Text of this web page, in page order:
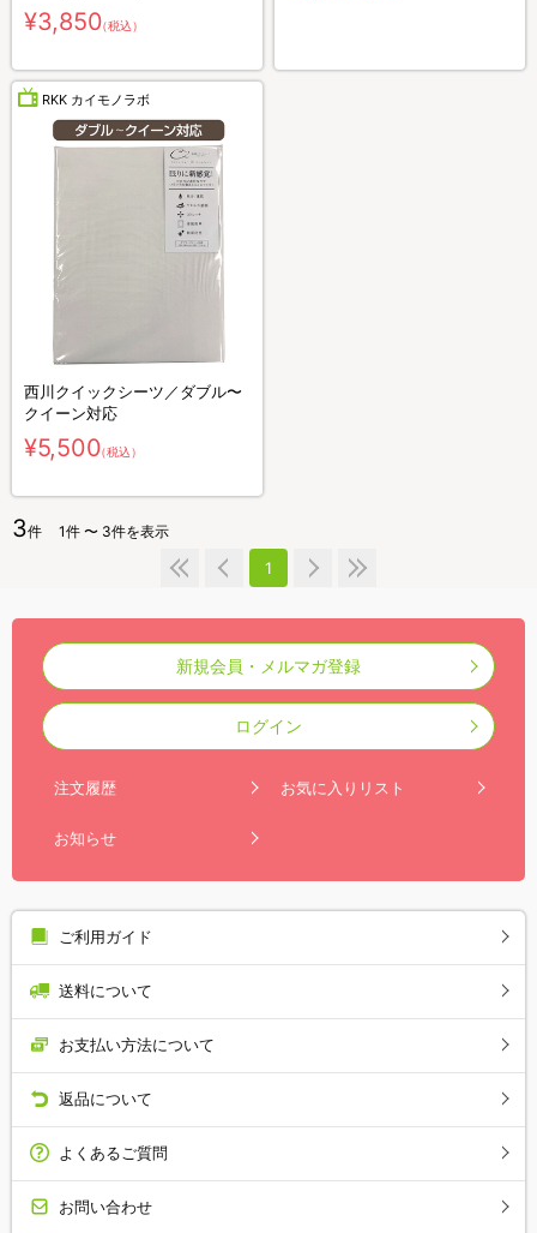
¥3,850（税込）
RKK カイモノラボ
西川クイックシーツ／ダブル〜
クイーン対応
¥5,500（税込）
3件 1件 〜 3件を表示
1
新規会員・メルマガ登録
ログイン
注文履歴 お気に入りリスト
お知らせ
ご利用ガイド
送料について
お支払い方法について
返品について
よくあるご質問
お問い合わせ